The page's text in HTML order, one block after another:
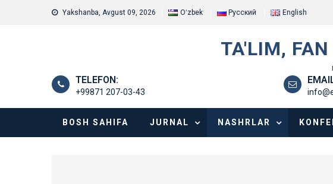
Yakshanba, Avgust 09, 2026 Oʻzbek Русский English
TA'LIM,
TELEFON:
+99871 207-03-43
BOSH SAHIFA JURNAL NASHRLAR